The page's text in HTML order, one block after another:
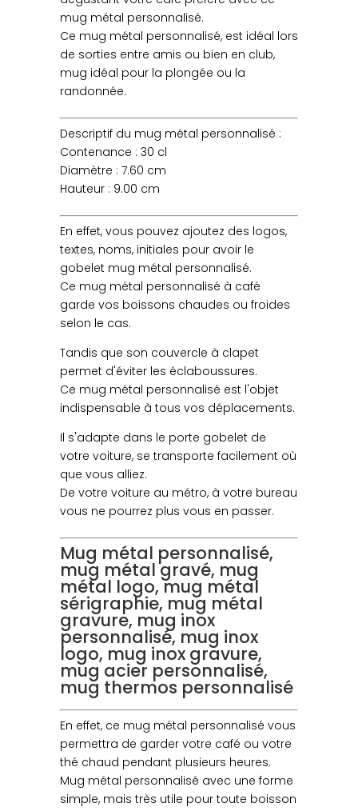
mug métal personnalisé.
Ce mug métal personnalisé, est idéal lors
de sorties entre amis ou bien en club,
mug idéal pour la plongée ou la
randonnée.
Descriptif du mug métal personnalisé :
Contenance : 30 cl
Diamètre : 7.60 cm
Hauteur : 9.00 cm
En effet, vous pouvez ajoutez des logos,
textes, noms, initiales pour avoir le
gobelet mug métal personnalisé.
Ce mug métal personnalisé à café
garde vos boissons chaudes ou froides
selon le cas.
Tandis que son couvercle à clapet
permet d'éviter les éclaboussures.
Ce mug métal personnalisé est l'objet
indispensable à tous vos déplacements.
Il s'adapte dans le porte gobelet de
votre voiture, se transporte facilement où
que vous alliez.
De votre voiture au métro, à votre bureau
vous ne pourrez plus vous en passer.
Mug métal personnalisé,
mug métal gravé, mug
métal logo, mug métal
sérigraphie, mug métal
gravure, mug inox
personnalisé, mug inox
logo, mug inox gravure,
mug acier personnalisé,
mug thermos personnalisé
En effet, ce mug métal personnalisé vous
permettra de garder votre café ou votre
thé chaud pendant plusieurs heures.
Mug métal personnalisé avec une forme
simple, mais très utile pour toute boisson